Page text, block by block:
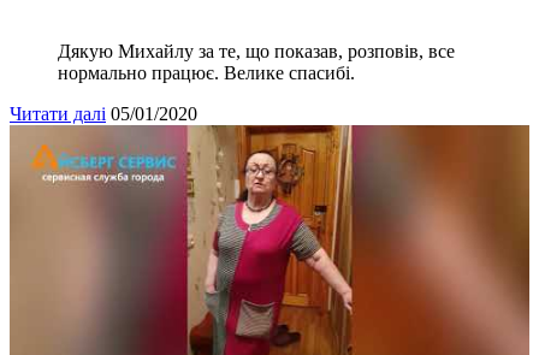
Дякую Михайлу за те, що показав, розповів, все
нормально працює. Велике спасибі.
Читати далі 05/01/2020